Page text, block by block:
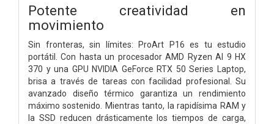
Potente creatividad en
movimiento
Sin fronteras, sin límites: ProArt P16 es tu estudio
portátil. Con hasta un procesador AMD Ryzen AI 9 HX
370 y una GPU NVIDIA GeForce RTX 50 Series Laptop,
brisa a través de tareas con facilidad profesional. Su
avanzado diseño térmico garantiza un rendimiento
máximo sostenido. Mientras tanto, la rapidísima RAM y
la SSD reducen drásticamente los tiempos de carga,